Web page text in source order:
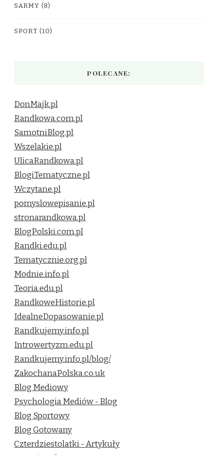
SARMY (8)
SPORT (10)
POLECANE:
DonMajk.pl
Randkowa.com.pl
SamotniBlog.pl
Wszelakie.pl
UlicaRandkowa.pl
BlogiTematyczne.pl
Wczytane.pl
pomyslowepisanie.pl
stronarandkowa.pl
BlogPolski.com.pl
Randki.edu.pl
Tematycznie.org.pl
Modnie.info.pl
Teoria.edu.pl
RandkoweHistorie.pl
IdealneDopasowanie.pl
Randkujemy.info.pl
Introwertyzm.edu.pl
Randkujemy.info.pl/blog/
ZakochanaPolska.co.uk
Blog Mediowy
Psychologia Mediów - Blog
Blog Sportowy
Blog Gotowany
Czterdziestolatki - Artykuły